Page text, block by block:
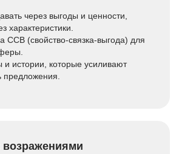
через выгоды и ценности,
характеристики.
ССВ (свойство-связка-выгода) для
истории, которые усиливают
предложения.
возражениями